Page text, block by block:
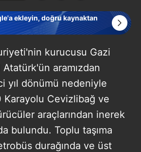
ekleyin, doğru kaynaktan
kurucusu Gazi
aramızdan
yıl dönümü nedeniyle
Karayolu Cevizlibağ ve
araçlarından inerek
bulundu. Toplu taşıma
durağında ve üst